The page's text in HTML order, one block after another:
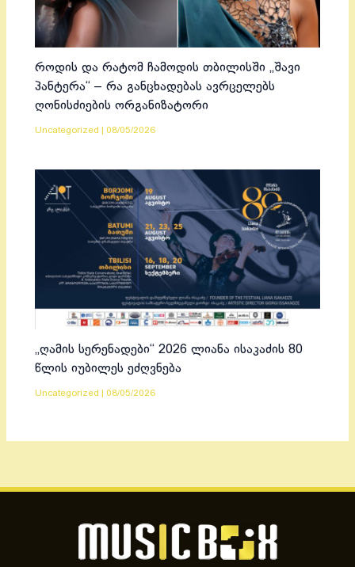
როდის და რატომ ჩამოდის თბილისში „შავი
პანტერა“ – რა განცხადებას ავრცელებს
ღონისძიების ორგანიზატორი
Uncategorized 08/05/2026
„ღამის სერენადები“ 2026 ლიანა ისაკაძის 80
წლის იუბილეს ეძღვნება
Uncategorized 08/05/2026